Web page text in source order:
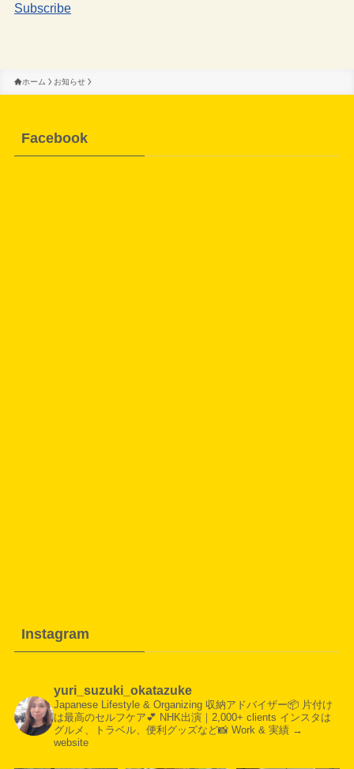
Subscribe
ホーム お知らせ
Facebook
Instagram
yuri_suzuki_okatazuke
Japanese Lifestyle & Organizing収納アドバイザー📦片付け
は最高のセルフケア💕 NHK出演｜2,000+ clients インスタは
グルメ、トラベル、便利グッズなど📸Work & 実績 →
website